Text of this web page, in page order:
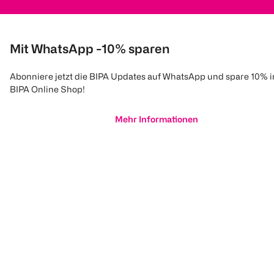
Mit WhatsApp -10% sparen
Abonniere jetzt die BIPA Updates auf WhatsApp und spare 10%
BIPA Online Shop!
Mehr Informationen